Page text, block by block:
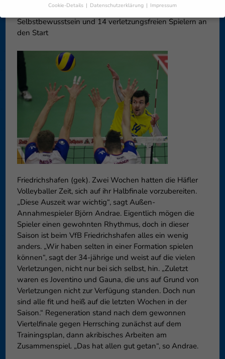
Meister vor dem Duell leicht die Nase vorn und geht mit
Selbstbewusstsein und 14 verletzungsfreien Spielern an
den Start
Friedrichshafen (gek). Zwei Wochen hatten die Häfler
Volleyballer Zeit, sich auf ihr Halbfinale vorzubereiten.
„Diese Auszeit war wichtig“, sagt Außen-
Annahmespieler Björn Andrae. Eigentlich mögen die
Spieler einen gewohnten Rhythmus, doch in dieser
Saison ist beim VfB Friedrichshafen alles ein wenig
anders. „Wir haben selten in einer Formation spielen
können“, sagt der 34-jährige und weist auf die vielen
Verletzungen, nicht nur bei sich selbst, hin. „Zuletzt
waren es Joventino und Gauna, die uns auf Grund von
Verletzungen nicht zur Verfügung standen. Doch nun
sind alle fit und heiß auf die letzten Wochen in der
Saison.“ Regeneration stand nach dem gewonnen
Viertelfinale gegen Herrsching zunächst auf dem
Trainingsplan, dann akribisches Arbeiten am
Zusammenspiel. „Das hat allen gut getan“, so Andrae.
Cookie-Details Datenschutzerklärung Impressum
Datenschutzeinstellungen
Wenn Sie unter 16 Jahre alt sind und Ihre Zustimmung zu
Erziehungsberechtigten um Erlaubnis bitten.
Wir verwenden Cookies und andere Technologien auf unserer
Website. Einige von ihnen sind essenziell, während andere uns
helfen, diese Website und Ihre Erfahrung zu verbessern.
Personenbezogene Daten können verarbeitet werden (z. B. IP-
Adressen), z. B. für personalisierte Anzeigen und Inhalte oder
Anzeigen- und Inhaltsmessung.
Weitere Informationen über die
Verwendung Ihrer Daten finden Sie in unserer
Datenschutzerklärung
Hier finden Sie eine Übersicht über alle verwendeten Cookies. Sie
können Ihre Einwilligung zu ganzen Kategorien geben oder sich
weitere Informationen anzeigen lassen und so nur bestimmte
Speichern Nur essenzielle Cookies akzeptieren
Zurück
Datenschutzeinstellungen
Essenziell (1)
Essenzielle Cookies ermöglichen grundlegende Funktionen und sind für
die einwandfreie Funktion der Website erforderlich.
Cookie-Informationen anzeigen
Externe Medien (6)
Inhalte von Videoplattformen und Social-Media-Plattformen werden
standardmäßig blockiert. Wenn Cookies von externen Medien akzeptiert
werden, bedarf der Zugriff auf diese Inhalte keiner manuellen
Einwilligung mehr.
Cookie-Informationen anzeigen